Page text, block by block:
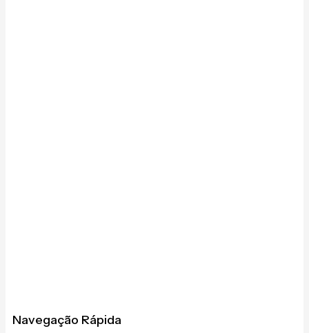
Navegação Rápida